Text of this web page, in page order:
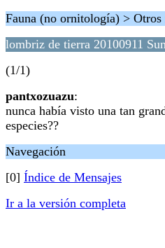
Fauna (no ornitología) > Otros
lombriz de tierra 20100911
(1/1)
pantxozuazu:
nunca había visto una tan
especies??
Navegación
[0] Índice de Mensajes
Ir a la versión completa